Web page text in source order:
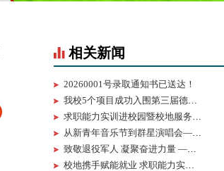
相关新闻
20260001号录取通知书已送达！
我校5个项目成功入围第三届德州市黄炎培职业教育创新创业大赛决赛
求职能力实训进校园暨校地服务签约仪式在我校举行
从新青年音乐节到群星演唱会——为什么又是德工？
致敬退役军人 凝聚奋进力量 —— 我校开展 “八一建军节” 拥军茶话会
校地携手赋能就业 求职能力实训进校园暨校地服务签约仪式在我校顺利举行